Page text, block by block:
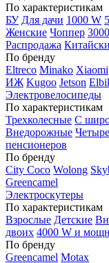
По характеристикам
БУ Для дачи 1000 W
Женские Чоппер
Распродажа
По бренду
Eltreco Minako Xiaomi
ИЖ Kugoo Jetson
Электровелосипеды
По характеристикам
Трехколесные С
Внедорожные
пенсионеров
По бренду
City Coco Wolong
Greencamel
Электроскутеры
По характеристикам
Взрослые Детские
двоих 4000 W и
По бренду
Greencamel Motax